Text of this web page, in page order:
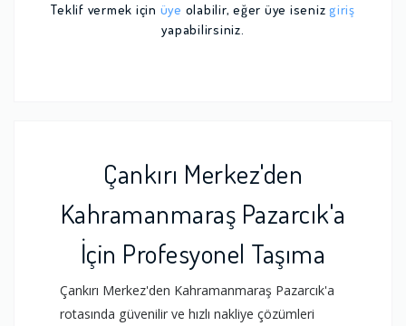
Teklif vermek için üye olabilir, eğer üye iseniz giriş
yapabilirsiniz.
Çankırı Merkez'den
Kahramanmaraş Pazarcık'a
İçin Profesyonel Taşıma
Çankırı Merkez'den Kahramanmaraş Pazarcık'a
rotasında güvenilir ve hızlı nakliye çözümleri